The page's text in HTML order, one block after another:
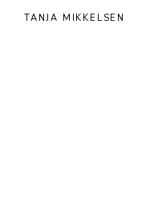
TANJA MIKKELSEN